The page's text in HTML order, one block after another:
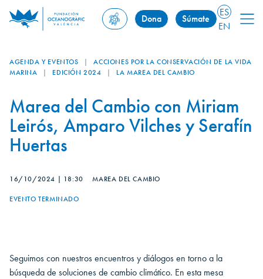
Dona Súmate
ES
EN
AGENDA Y EVENTOS |
ACCIONES POR LA CONSERVACIÓN DE LA VIDA
MARINA
| EDICIÓN 2024 | LA MAREA DEL CAMBIO
Marea del Cambio con Miriam
Leirós, Amparo Vilches y Serafín
Huertas
16/10/2024 | 18:30 MAREA DEL CAMBIO
EVENTO TERMINADO
Seguimos con nuestros encuentros y diálogos en torno a la
búsqueda de soluciones de cambio climático. En esta mesa